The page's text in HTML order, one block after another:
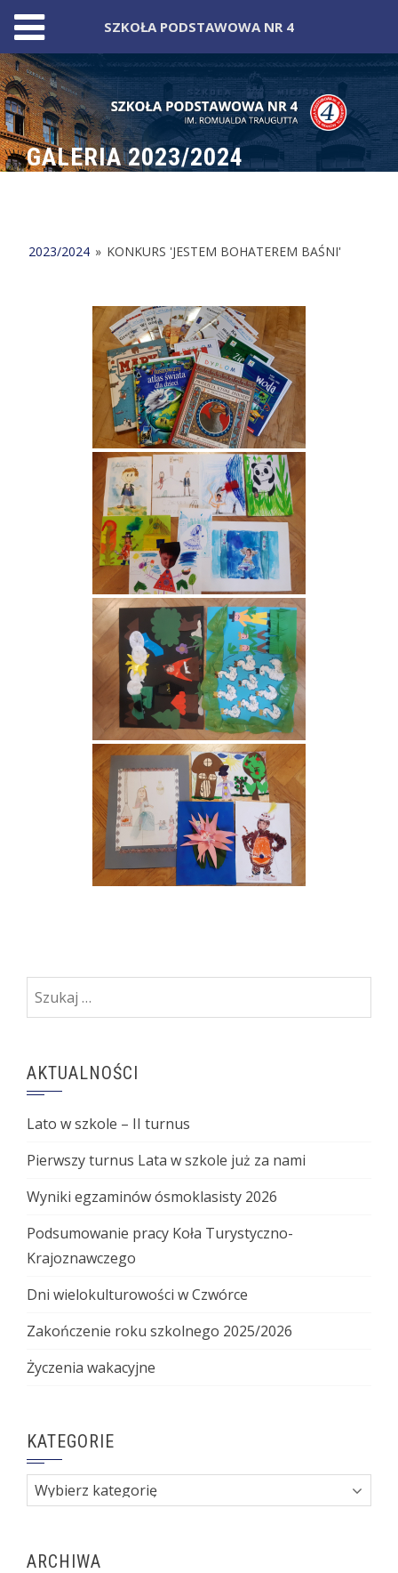
Skip
to
content
GALERIA 2023/2024
2023/2024 » KONKURS 'JESTEM BOHATEREM BAŚNI'
Szukaj:
AKTUALNOŚCI
Lato w szkole – II turnus
Pierwszy turnus Lata w szkole już za nami
Wyniki egzaminów ósmoklasisty 2026
Podsumowanie pracy Koła Turystyczno-
Krajoznawczego
Dni wielokulturowości w Czwórce
Zakończenie roku szkolnego 2025/2026
Życzenia wakacyjne
KATEGORIE
Kategorie
ARCHIWA
SZKOŁA PODSTAWOWA NR 4